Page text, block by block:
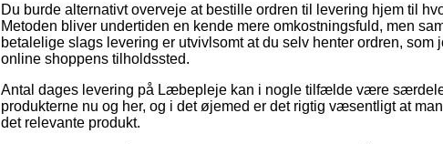
Du burde alternativt overveje at bestille ordren til levering hjem til
Metoden bliver undertiden en kende mere omkostningsfuld, men
betalelige slags levering er utvivlsomt at du selv henter ordren,
online shoppens tilholdssted.
Antal dages levering på Læbepleje kan i nogle tilfælde være
produkterne nu og her, og i det øjemed er det rigtig væsentligt at
det relevante produkt.